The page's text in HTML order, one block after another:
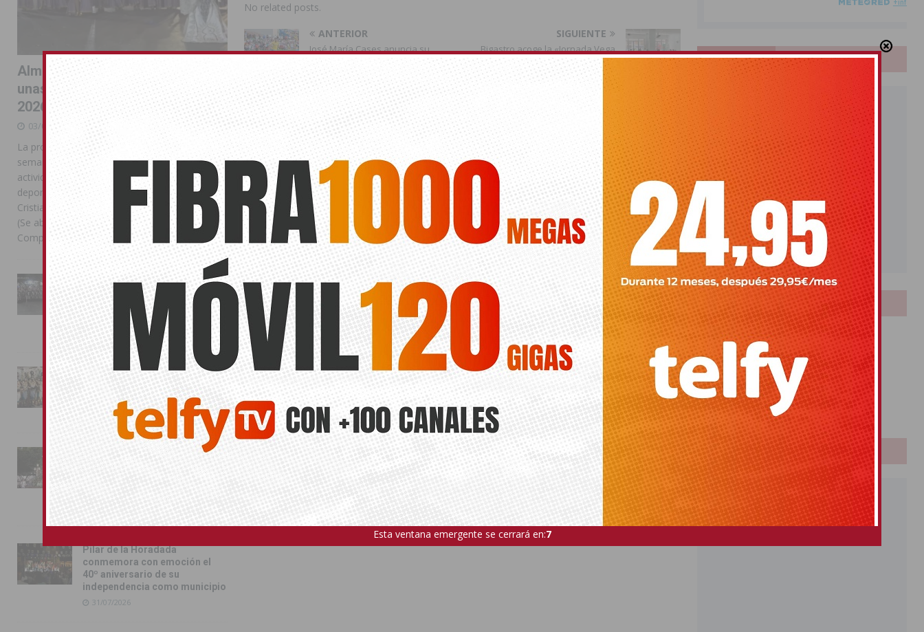
No related posts.
ANTERIOR
José María Cases anuncia su
SIGUIENTE
Bigastro acoge la «Jornada Vega
Baja Sostenible. Actuaciones de
Mejora en la Gestión de
recogida selectiva de envases
Almoradí pone el broche final a
unas intensas Feria y Fiestas
2026
03/08/2026
La programación reunió durante más de una
semana actos institucionales, conciertos,
actividades familiares, competiciones
deportivas y las celebraciones de Moros y
Cristianos Compártelo: Comparte en Facebook
(Se abre en una ventana nueva) Facebook
Compartir en [...]
La Entrada Cristiana llena de
esplendor las calles de
Almoradí en una multitudinaria
jornada festera
02/08/2026
La magia de la Entrada Mora
conquista las calles de
Almoradí
01/08/2026
La fiesta se adueña de
Almoradí con la presentación
de los cargos festeros y la
toma del castillo
31/07/2026
Pilar de la Horadada
conmemora con emoción el
40º aniversario de su
independencia como municipio
31/07/2026
PUBLICIDAD
LOTERIAS
Bonoloto
Primitiva
El Gordo
Euromillones
Loteria
Once
PUBLICIDAD
Esta ventana emergente se cerrará en:6